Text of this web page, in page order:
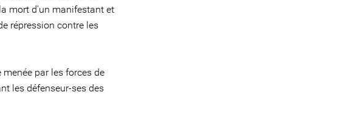
mort d'un manifestant et
répression contre les
par les forces de
les défenseur-ses des